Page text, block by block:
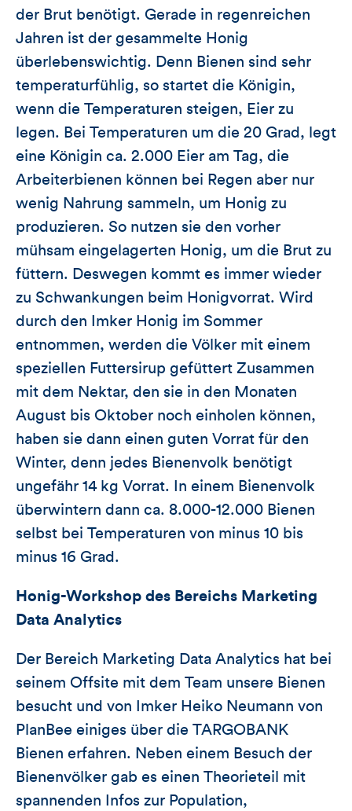
der Brut benötigt. Gerade in regenreichen
Jahren ist der gesammelte Honig
überlebenswichtig. Denn Bienen sind sehr
temperaturfühlig, so startet die Königin,
wenn die Temperaturen steigen, Eier zu
legen. Bei Temperaturen um die 20 Grad, legt
eine Königin ca. 2.000 Eier am Tag, die
Arbeiterbienen können bei Regen aber nur
wenig Nahrung sammeln, um Honig zu
produzieren. So nutzen sie den vorher
mühsam eingelagerten Honig, um die Brut zu
füttern. Deswegen kommt es immer wieder
zu Schwankungen beim Honigvorrat. Wird
durch den Imker Honig im Sommer
entnommen, werden die Völker mit einem
speziellen Futtersirup gefüttert Zusammen
mit dem Nektar, den sie in den Monaten
August bis Oktober noch einholen können,
haben sie dann einen guten Vorrat für den
Winter, denn jedes Bienenvolk benötigt
ungefähr 14 kg Vorrat. In einem Bienenvolk
überwintern dann ca. 8.000-12.000 Bienen
selbst bei Temperaturen von minus 10 bis
minus 16 Grad.
Honig-Workshop des Bereichs Marketing
Data Analytics
Der Bereich Marketing Data Analytics hat bei
seinem Offsite mit dem Team unsere Bienen
besucht und von Imker Heiko Neumann von
PlanBee einiges über die TARGOBANK
Bienen erfahren. Neben einem Besuch der
Bienenvölker gab es einen Theorieteil mit
spannenden Infos zur Population,